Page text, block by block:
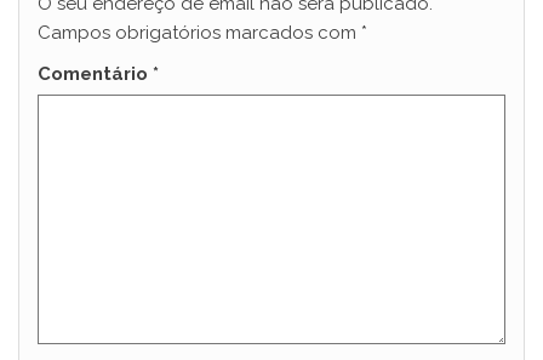
Campos obrigatórios marcados com *
Comentário *